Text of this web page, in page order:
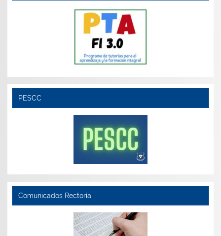
PESCC
Comunicados Rectoría